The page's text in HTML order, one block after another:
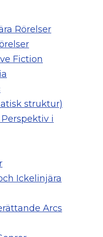
Rörelser
Fiction
struktur)
i
Ickelinjära
Arcs